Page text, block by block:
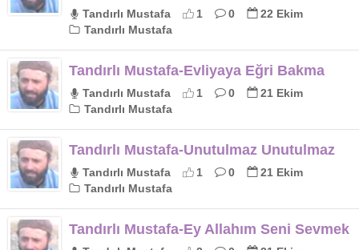
Tandırlı Mustafa 1 0
22 Ekim
Tandırlı Mustafa
Tandırlı Mustafa-Evliyaya Eğri Bakma
Tandırlı Mustafa 1 0
21 Ekim
Tandırlı Mustafa
Tandırlı Mustafa-Unutulmaz Unutulmaz
Tandırlı Mustafa 1 0
21 Ekim
Tandırlı Mustafa
Tandırlı Mustafa-Ey Allahım Seni Sevmek